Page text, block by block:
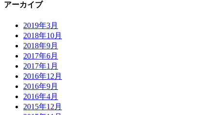
アーカイブ
2019年3月
2018年10月
2018年9月
2017年6月
2017年1月
2016年12月
2016年9月
2016年4月
2015年12月